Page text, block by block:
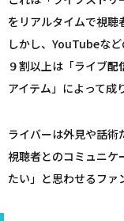
をリアルタイムで視聴
しかし、YouTubeな
９割以上は「ライブ配
アイテム」によって成
ライバーは外見や話術
視聴者とのコミュニケ
たい」と思わせるファ